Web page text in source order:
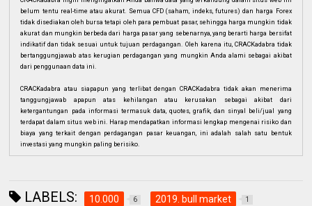
belum tentu real-time atau akurat. Semua CFD (saham, indeks, futures) dan harga Forex
tidak disediakan oleh bursa tetapi oleh para pembuat pasar, sehingga harga mungkin tidak
akurat dan mungkin berbeda dari harga pasar yang sebenarnya, yang berarti harga bersifat
indikatif dan tidak sesuai untuk tujuan perdagangan. Oleh karena itu, CRACKadabra tidak
bertanggungjawab atas kerugian perdagangan yang mungkin Anda alami sebagai akibat
dari penggunaan data ini.
CRACKadabra atau siapapun yang terlibat dengan CRACKadabra tidak akan menerima
tanggungjawab apapun atas kehilangan atau kerusakan sebagai akibat dari
ketergantungan pada informasi termasuk data, quotes, grafik, dan sinyal beli/jual yang
terdapat dalam situs web ini. Harap mendapatkan informasi lengkap mengenai risiko dan
biaya yang terkait dengan perdagangan pasar keuangan, ini adalah salah satu bentuk
investasi yang mungkin paling berisiko.
LABELS: 10.000 6 2019. bull market 1